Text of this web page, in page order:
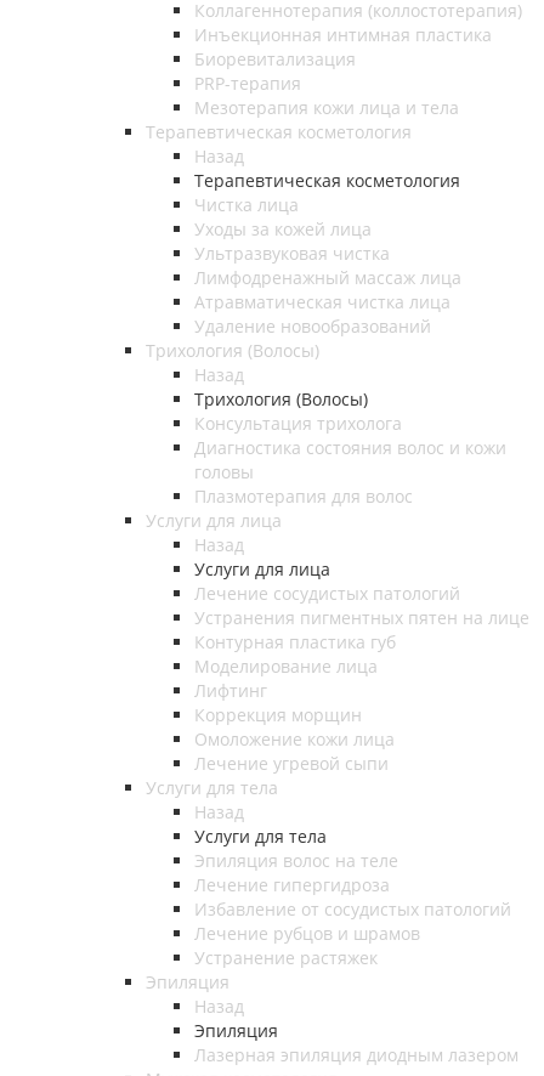
Коллагеннотерапия (коллостотерапия)
Инъекционная интимная пластика
Биоревитализация
PRP-терапия
Мезотерапия кожи лица и тела
Терапевтическая косметология
Назад
Терапевтическая косметология
Чистка лица
Уходы за кожей лица
Ультразвуковая чистка
Лимфодренажный массаж лица
Атравматическая чистка лица
Удаление новообразований
Трихология (Волосы)
Назад
Трихология (Волосы)
Консультация трихолога
Диагностика состояния волос и кожи
головы
Плазмотерапия для волос
Услуги для лица
Назад
Услуги для лица
Лечение сосудистых патологий
Устранения пигментных пятен на лице
Контурная пластика губ
Моделирование лица
Лифтинг
Коррекция морщин
Омоложение кожи лица
Лечение угревой сыпи
Услуги для тела
Назад
Услуги для тела
Эпиляция волос на теле
Лечение гипергидроза
Избавление от сосудистых патологий
Лечение рубцов и шрамов
Устранение растяжек
Эпиляция
Назад
Эпиляция
Лазерная эпиляция диодным лазером